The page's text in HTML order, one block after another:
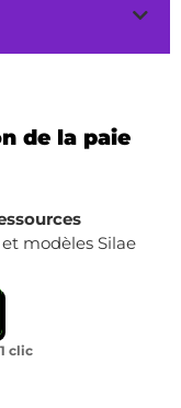
de la paie
modèles Silae
clic